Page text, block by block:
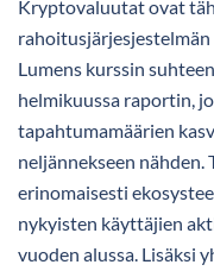
Kryptovaluutat ovat
Lumens kurssin
helmikuussa raportin,
tapahtumamäärien
neljännekseen
erinomaisesti
nykyisten käyttäjien
vuoden alussa. Lisäksi